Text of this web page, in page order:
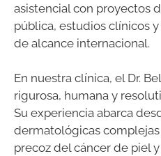
asistencial con proyectos
pública, estudios clínicos
de alcance internacional.
En nuestra clínica, el Dr.
rigurosa, humana y
Su experiencia abarca
dermatológicas
precoz del cáncer de piel